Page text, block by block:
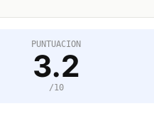
PUNTUACION
3.2
/10